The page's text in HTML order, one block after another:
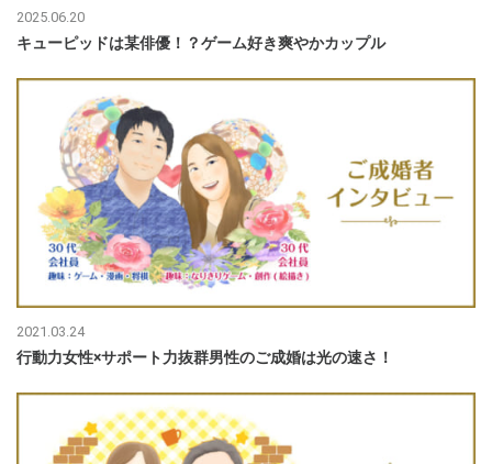
2025.06.20
キューピッドは某俳優！？ゲーム好き爽やかカップル
2021.03.24
行動力女性×サポート力抜群男性のご成婚は光の速さ！